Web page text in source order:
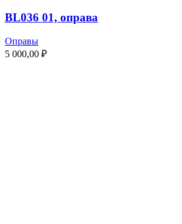
BL036 01, оправа
Оправы
5 000,00 ₽